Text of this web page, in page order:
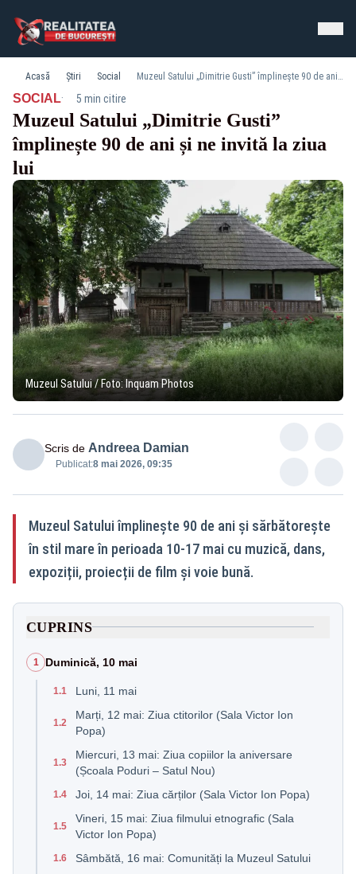
Acasă Știri Social Muzeul Satului „Dimitrie Gusti” împlinește 90 de ani și ne invită la ziua lui
SOCIAL· 5 min citire
Muzeul Satului „Dimitrie Gusti”
împlinește 90 de ani și ne invită la ziua
lui
Muzeul Satului / Foto: Inquam Photos
Scris de Andreea Damian
Publicat:8 mai 2026, 09:35
Muzeul Satului împlinește 90 de ani și sărbătorește
în stil mare în perioada 10-17 mai cu muzică, dans,
expoziții, proiecții de film și voie bună.
CUPRINS
1 Duminică, 10 mai
1.1 Luni, 11 mai
1.2
Marți, 12 mai: Ziua ctitorilor (Sala Victor Ion
Popa)
1.3
Miercuri, 13 mai: Ziua copiilor la aniversare
(Școala Poduri – Satul Nou)
1.4 Joi, 14 mai: Ziua cărților (Sala Victor Ion Popa)
1.5
Vineri, 15 mai: Ziua filmului etnografic (Sala
Victor Ion Popa)
1.6 Sâmbătă, 16 mai: Comunități la Muzeul Satului